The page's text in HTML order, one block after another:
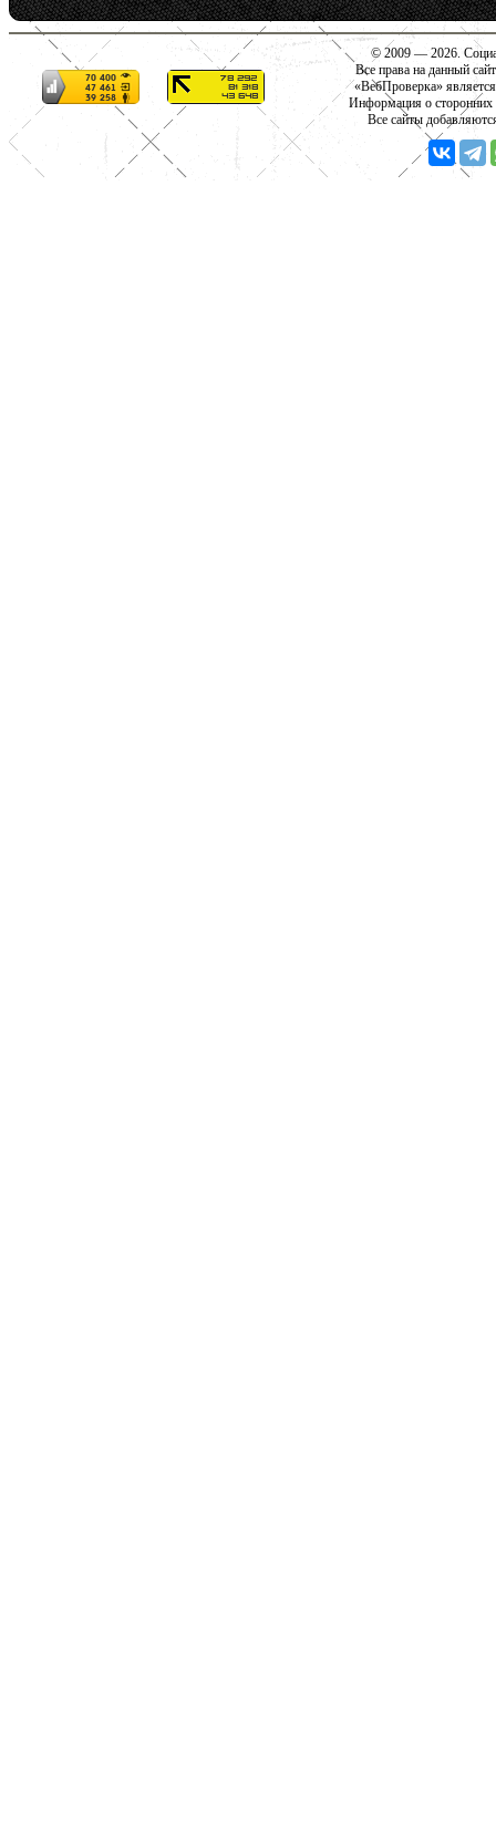
© 2009 — 2026.
Все права на данный
«ВебПроверка»
Информация о сторонних
Все сайты